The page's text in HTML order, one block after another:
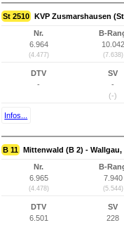
St 2510 KVP Zusmarshausen
Nr.
6.964
(4.477)
B-
10.042
(7.638)
DTV
-
SV
-
(-)
Infos...
B 11 Mittenwald (B 2) -
Nr.
6.965
(4.478)
B-
7.940
(5.544)
DTV
6.501
SV
228